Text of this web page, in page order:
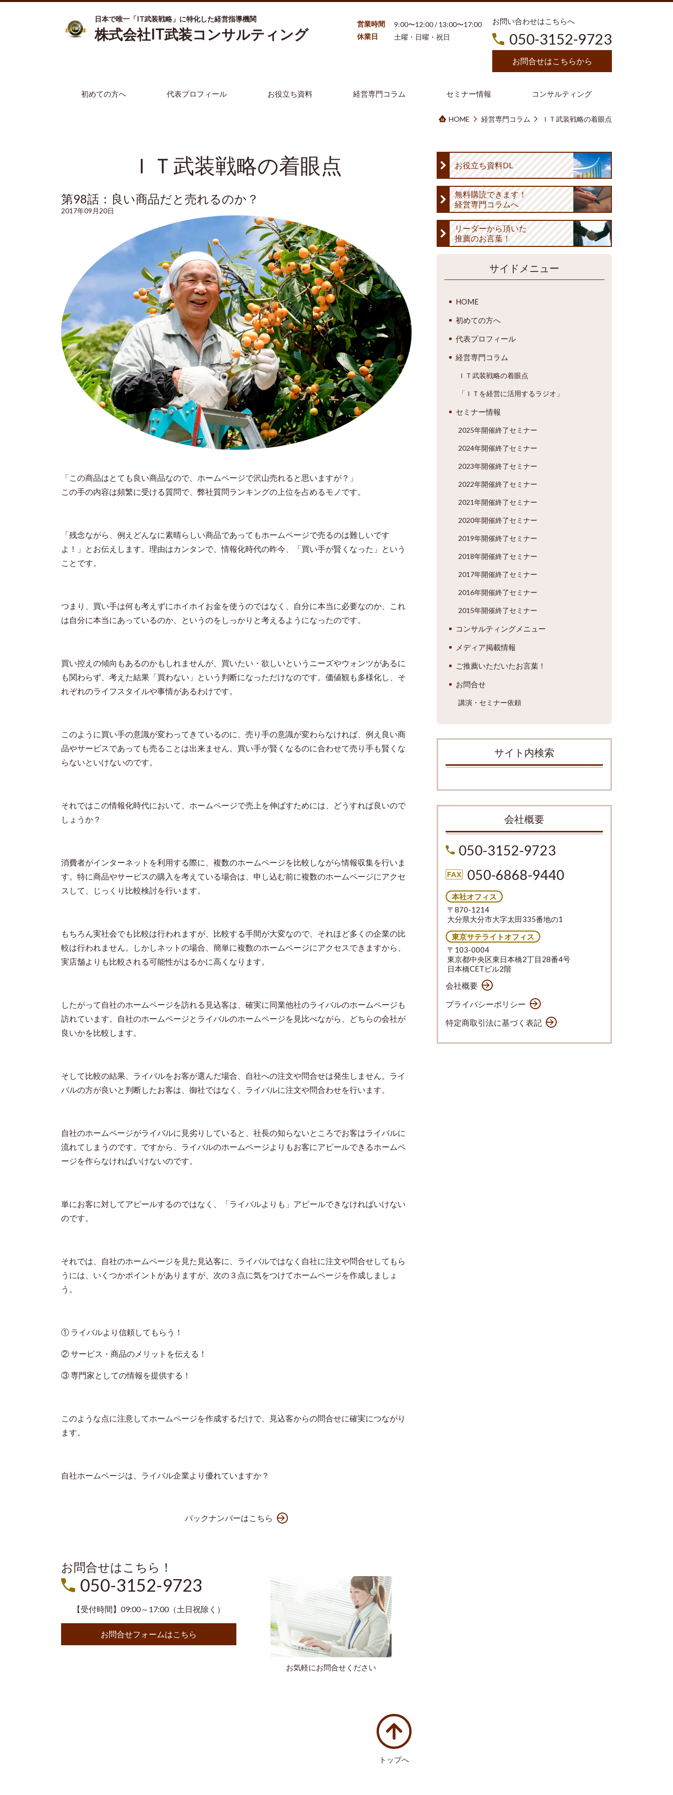
日本で唯一「IT武装戦略」に特化した経営指導機関
株式会社IT武装コンサルティング
営業時間
9:00〜12:00 / 13:00〜17:00
休業日
土曜・日曜・祝日
お問い合わせはこちらへ
050-3152-9723
お問合せはこちらから
初めての方へ 代表プロフィール お役立ち資料 経営専門コラム セミナー情報 コンサルティング
HOME 経営専門コラム ＩＴ武装戦略の着眼点
ＩＴ武装戦略の着眼点
第98話：良い商品だと売れるのか？
2017年09月20日
「この商品はとても良い商品なので、ホームページで沢山売れると思いますが？」
この手の内容は頻繁に受ける質問で、弊社質問ランキングの上位を占めるモノです。
「残念ながら、例えどんなに素晴らしい商品であってもホームページで売るのは難しいです
よ！」とお伝えします。理由はカンタンで、情報化時代の昨今、「買い手が賢くなった」という
ことです。
つまり、買い手は何も考えずにホイホイお金を使うのではなく、自分に本当に必要なのか、これ
は自分に本当にあっているのか、というのをしっかりと考えるようになったのです。
買い控えの傾向もあるのかもしれませんが、買いたい・欲しいというニーズやウォンツがあるに
も関わらず、考えた結果「買わない」という判断になっただけなのです。価値観も多様化し、そ
れぞれのライフスタイルや事情があるわけです。
このように買い手の意識が変わってきているのに、売り手の意識が変わらなければ、例え良い商
品やサービスであっても売ることは出来ません。買い手が賢くなるのに合わせて売り手も賢くな
らないといけないのです。
それではこの情報化時代において、ホームページで売上を伸ばすためには、どうすれば良いので
しょうか？
消費者がインターネットを利用する際に、複数のホームページを比較しながら情報収集を行いま
す。特に商品やサービスの購入を考えている場合は、申し込む前に複数のホームページにアクセ
スして、じっくり比較検討を行います。
もちろん実社会でも比較は行われますが、比較する手間が大変なので、それほど多くの企業の比
較は行われません。しかしネットの場合、簡単に複数のホームページにアクセスできますから、
実店舗よりも比較される可能性がはるかに高くなります。
したがって自社のホームページを訪れる見込客は、確実に同業他社のライバルのホームページも
訪れています。自社のホームページとライバルのホームページを見比べながら、どちらの会社が
良いかを比較します。
そして比較の結果、ライバルをお客が選んだ場合、自社への注文や問合せは発生しません。ライ
バルの方が良いと判断したお客は、御社ではなく、ライバルに注文や問合わせを行います。
自社のホームページがライバルに見劣りしていると、社長の知らないところでお客はライバルに
流れてしまうのです。ですから、ライバルのホームページよりもお客にアピールできるホームペ
ージを作らなければいけないのです。
単にお客に対してアピールするのではなく、「ライバルよりも」アピールできなければいけない
のです。
それでは、自社のホームページを見た見込客に、ライバルではなく自社に注文や問合せしてもら
うには、いくつかポイントがありますが、次の３点に気をつけてホームページを作成しましょ
う。
① ライバルより信頼してもらう！
② サービス・商品のメリットを伝える！
③ 専門家としての情報を提供する！
このような点に注意してホームページを作成するだけで、見込客からの問合せに確実につながり
ます。
自社ホームページは、ライバル企業より優れていますか？
バックナンバーはこちら
お問合せはこちら！
お気軽にお問合せください
050-3152-9723
【受付時間】09:00～17:00（土日祝除く）
お問合せフォームはこちら
トップへ
お役立ち資料DL
無料購読できます！
経営専門コラムへ
リーダーから頂いた
推薦のお言葉！
サイドメニュー
HOME
初めての方へ
代表プロフィール
経営専門コラム
ＩＴ武装戦略の着眼点
「ＩＴを経営に活用するラジオ」
セミナー情報
2025年開催終了セミナー
2024年開催終了セミナー
2023年開催終了セミナー
2022年開催終了セミナー
2021年開催終了セミナー
2020年開催終了セミナー
2019年開催終了セミナー
2018年開催終了セミナー
2017年開催終了セミナー
2016年開催終了セミナー
2015年開催終了セミナー
コンサルティングメニュー
メディア掲載情報
ご推薦いただいたお言葉！
お問合せ
講演・セミナー依頼
サイト内検索
会社概要
050-3152-9723
050-6868-9440
本社オフィス
〒870-1214
大分県大分市大字太田335番地の1
東京サテライトオフィス
〒103-0004
東京都中央区東日本橋2丁目28番4号
日本橋CETビル2階
会社概要
プライバシーポリシー
特定商取引法に基づく表記